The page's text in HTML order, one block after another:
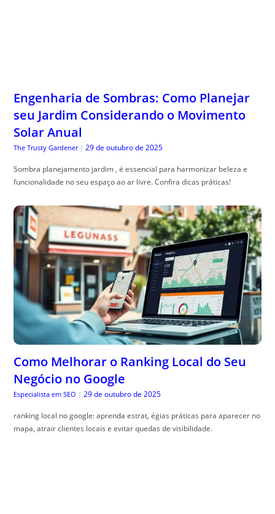
Engenharia de Sombras: Como Planejar
seu Jardim Considerando o Movimento
Solar Anual
The Trusty Gardener | 29 de outubro de 2025
Sombra planejamento jardim , é essencial para harmonizar beleza e
funcionalidade no seu espaço ao ar livre. Confira dicas práticas!
Como Melhorar o Ranking Local do Seu
Negócio no Google
Especialista em SEO | 29 de outubro de 2025
ranking local no google: aprenda estrat, égias práticas para aparecer no
mapa, atrair clientes locais e evitar quedas de visibilidade.